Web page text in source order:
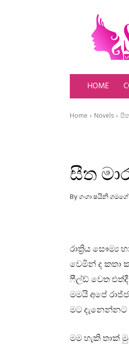
HOME
Home Novels
සීත
By ගංගා ෂයිනි ගමගේ
රාත්‍රිය සෞම්‍ය
වෙමින් ද කතා
ෆීල්ඩ් වෙත
මමයි අපේ
මට දැනෙන්නට
මම හැකි තාක්